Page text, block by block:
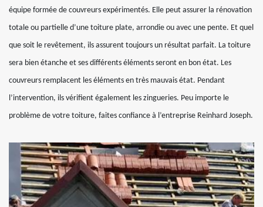
équipe formée de couvreurs expérimentés. Elle peut assurer la rénovation
totale ou partielle d’une toiture plate, arrondie ou avec une pente. Et quel
que soit le revêtement, ils assurent toujours un résultat parfait. La toiture
sera bien étanche et ses différents éléments seront en bon état. Les
couvreurs remplacent les éléments en très mauvais état. Pendant
l’intervention, ils vérifient également les zingueries. Peu importe le
problème de votre toiture, faites confiance à l’entreprise Reinhard Joseph.